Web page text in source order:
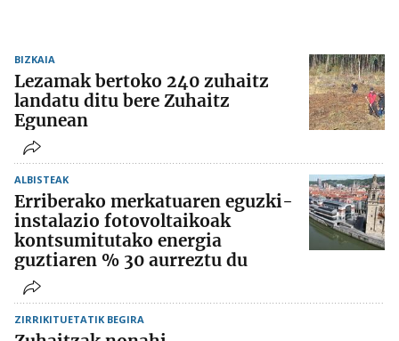
BIZKAIA
Lezamak bertoko 240 zuhaitz
landatu ditu bere Zuhaitz
Egunean
ALBISTEAK
Erriberako merkatuaren eguzki-
instalazio fotovoltaikoak
kontsumitutako energia
guztiaren % 30 aurreztu du
ZIRRIKITUETATIK BEGIRA